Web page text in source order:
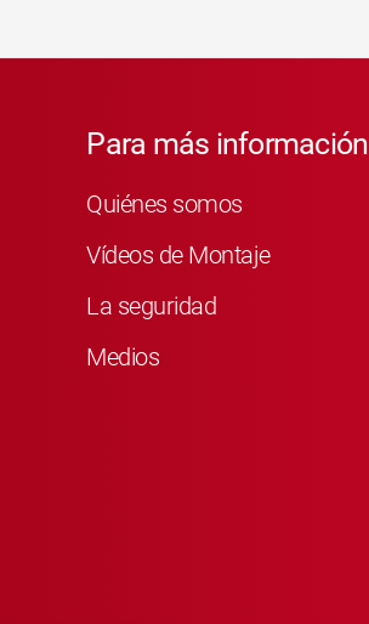
Para más información
Quiénes somos
Vídeos de Montaje
La seguridad
Medios